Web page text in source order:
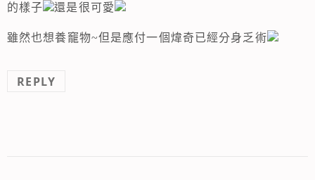
的樣子
還是很可愛
雖然也想養竉物~但是應付一個煒奇已經分身乏術
REPLY